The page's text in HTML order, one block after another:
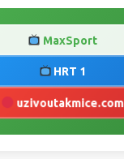
MaxSport
HRT 1
uzivoutakmice.com